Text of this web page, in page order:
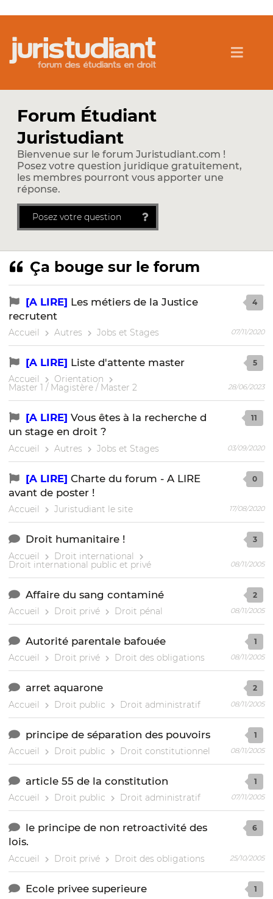
Forum Étudiant
Juristudiant
Bienvenue sur le forum Juristudiant.com !
Posez votre question juridique gratuitement,
les membres pourront vous apporter une
réponse.
Posez votre question
Ça bouge sur le forum
[A LIRE] Les métiers de la Justice
recrutent
Accueil Autres Jobs et Stages
4
07/11/2020
[A LIRE] Liste d'attente master
Accueil Orientation
Master 1 / Magistère / Master 2
5
28/06/2023
[A LIRE] Vous êtes à la recherche d
un stage en droit ?
Accueil Autres Jobs et Stages
11
03/09/2020
[A LIRE] Charte du forum - A LIRE
avant de poster !
Accueil Juristudiant le site
0
17/08/2020
Droit humanitaire !
Accueil Droit international
Droit international public et privé
3
08/11/2005
Affaire du sang contaminé
Accueil Droit privé Droit pénal
2
08/11/2005
Autorité parentale bafouée
Accueil Droit privé Droit des obligations
1
08/11/2005
arret aquarone
Accueil Droit public Droit administratif
2
08/11/2005
principe de séparation des pouvoirs
Accueil Droit public Droit constitutionnel
1
08/11/2005
article 55 de la constitution
Accueil Droit public Droit administratif
1
07/11/2005
le principe de non retroactivité des
lois.
Accueil Droit privé Droit des obligations
6
25/10/2005
Ecole privee superieure 1